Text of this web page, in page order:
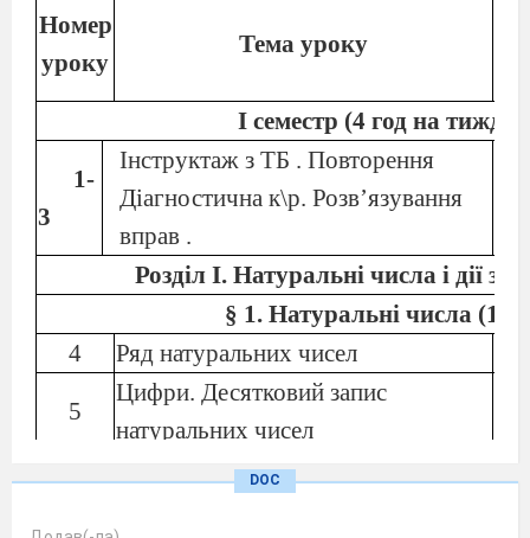
Номер
уроку
Тема уроку
І семестр (4 год на
1-
3
Інструктаж з ТБ . Повторення
Діагностична к\р. Розв’язування
вправ .
Розділ I. Натуральні числа і дії з
§ 1. Натуральні числа (14
4
Ряд натуральних чисел
5
Цифри. Десятковий запис
натуральних чисел
6-7
Відрізок. Довжина відрізка
DOC